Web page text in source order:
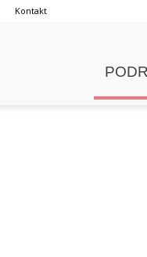
Kontakt